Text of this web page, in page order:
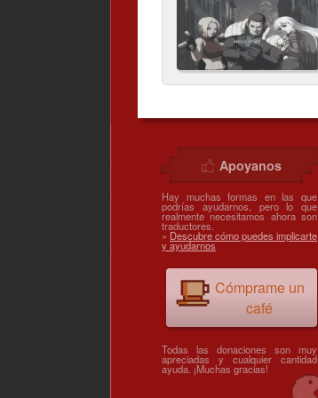
Apoyanos
Hay muchas formas en las que
podrías ayudarnos, pero lo que
realmente necesitamos ahora son
traductores.
» Descubre cómo puedes implicarte
y ayudarnos
Cómprame un
café
Todas las donaciones son muy
apreciadas y cualquier cantidad
ayuda. ¡Muchas gracias!